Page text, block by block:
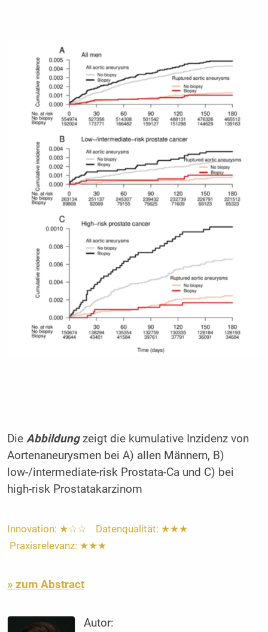
Die Abbildung zeigt die kumulative Inzidenz von
Aortenaneurysmen bei A) allen Männern, B)
low-/intermediate-risk Prostata-Ca und C) bei
high-risk Prostatakarzinom
Innovation: ★☆☆ Datenqualität: ★★★
Praxisrelevanz: ★★★
» zum Abstract
Autor: